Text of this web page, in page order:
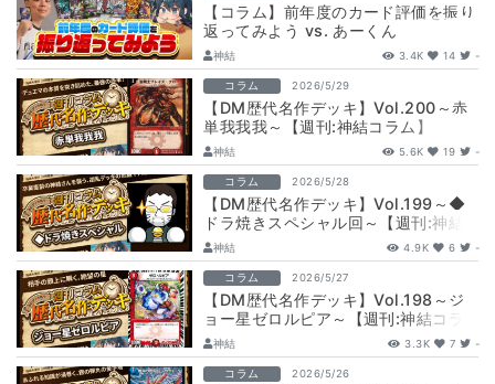
【コラム】前年度のカード評価を振り
返ってみよう vs. あーくん
神結 3.4K 14 -
コラム 2026/5/29
【DM歴代名作デッキ】Vol.200～赤
単我我我～【週刊:神結コラム】
神結 5.6K 19 -
コラム 2026/5/28
【DM歴代名作デッキ】Vol.199～◆
ドラ焼きスペシャル回～【週刊:神結
コラム】
神結 4.9K 6 -
コラム 2026/5/27
【DM歴代名作デッキ】Vol.198～ジ
ョー星ゼロルピア～【週刊:神結コラ
ム】
神結 3.3K 7 -
コラム 2026/5/26